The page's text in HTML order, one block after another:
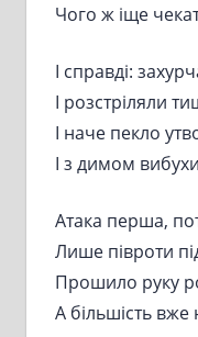
Чого ж іще
І справді:
І розстріляли
І наче пекло
І з димом
Атака перша,
Лише півроти
Прошило руку
А більшість